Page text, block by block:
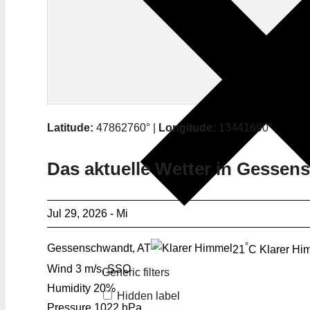
Generic filters
Hidden label
Latitude: 47862760° | Longitude: 13441690°
Das aktuelle Wetter in
Jul 29, 2026 - Mi
Gessenschwandt, AT 21°C Klarer
Wind 3 m/s, SSO
Humidity 20%
Pressure 1022 hPa